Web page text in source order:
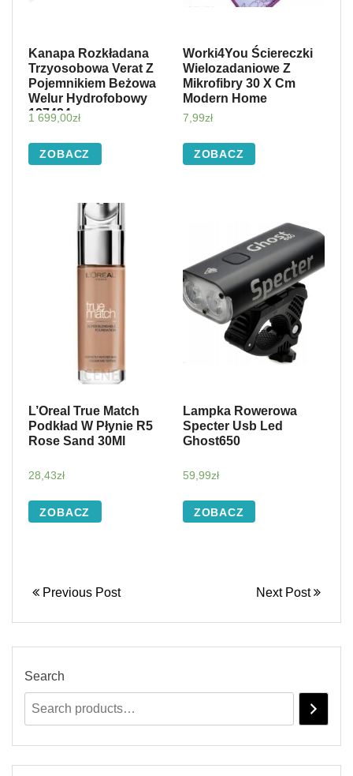
Kanapa Rozkładana
Trzyosobowa Verat Z
Pojemnikiem Beżowa
Welur Hydrofobowy
127424
1 699,00zł
ZOBACZ
Worki4You Ściereczki
Wielozadaniowe Z
Mikrofibry 30 X Cm
Modern Home
7,99zł
ZOBACZ
L’Oreal True Match
Podkład W Płynie R5
Rose Sand 30Ml
28,43zł
ZOBACZ
Lampka Rowerowa
Specter Usb Led
Ghost650
59,99zł
ZOBACZ
Previous Post Next Post
Search